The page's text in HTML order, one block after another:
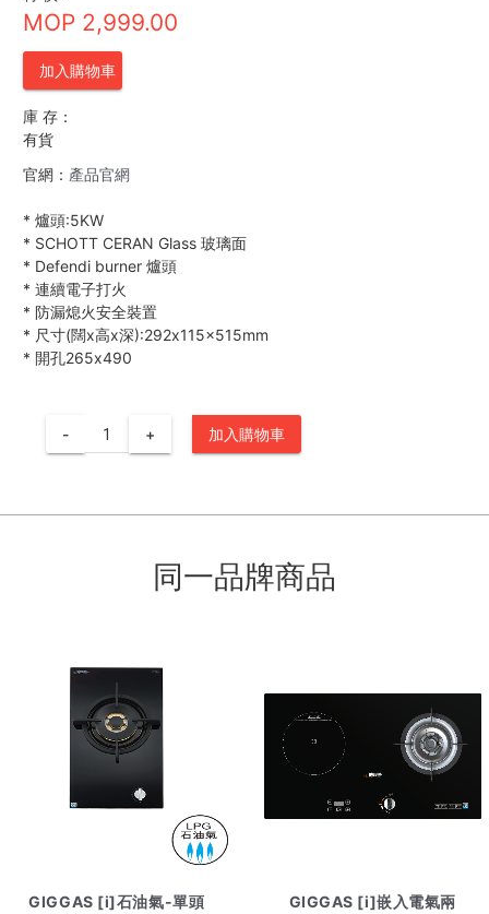
MOP 2,999.00
加入購物車
庫 存：
有貨
官網： 產品官網
* 爐頭:5KW
* SCHOTT CERAN Glass 玻璃面
* Defendi burner 爐頭
* 連續電子打火
* 防漏熄火安全裝置
* 尺寸(闊x高x深):292x115x515mm
* 開孔265x490
- + 加入購物車
同一品牌商品
GIGGAS [i]石油氣-單頭 GIGGAS [i]嵌入電氣兩